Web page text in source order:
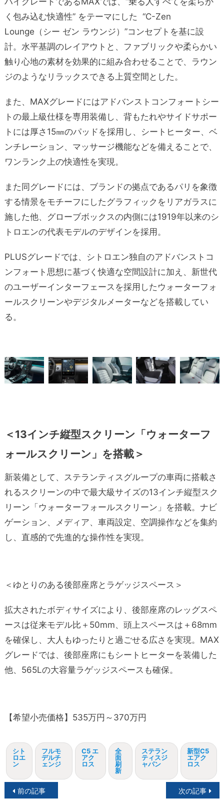
く包み込む快適性” をテーマにした “C-Zen
Lounge（シー ゼン ラウンジ）”コンセプトを基に設
計。水平基調のレイアウトと、ファブリックや柔らかい
触り心地の素材を効果的に組み合わせることで、ラウン
ジのようなリラックスできる上質空間とした。
また、MAXグレードにはアドバンストコンフォートシー
トの最上級仕様を専用装備し、背もたれやサイドサポー
トには厚さ15㎜のパッドを採用し、シートヒーター、ベ
ンチレーション、マッサージ機能などを備えることで、
ワンランク上の快適性を実現。
また同グレードには、ブランドの拠点であるパリを象徴
する情景をモチーフにしたグラフィックをリアガラスに
施した他、グローブボックスの内側には1919年以来のシ
トロエンの代表モデルのデザインを採用。
PLUSグレードでは、シトロエン独自のアドバンストコ
ンフォート思想に基づく快適な空間設計に加え、新世代
のユーザーインターフェースを採用したウォーターフォ
ールスクリーンやデジタルメーターなどを搭載してい
る。
＜13インチ縦型スクリーン「ウォーターフ
ォールスクリーン」を搭載＞
新装備として、ステランティスグループの車両に搭載さ
れるスクリーンの中で最大級サイズの13インチ縦型スク
リーン「ウォーターフォールスクリーン」を搭載。ナビ
ゲーション、メディア、車両設定、空調操作などを集約
し、直感的で先進的な操作性を実現。
＜ゆとりのある後部座席とラゲッジスペース＞
拡大されたボディサイズにより、後部座席のレッグスペ
ースは従来モデル比＋50mm、頭上スペースは＋68mm
を確保し、大人もゆったりと過ごせる広さを実現。MAX
グレードでは、後部座席にもシートヒーターを装備した
他、565Lの大容量ラゲッジスペースも確保。
【希望小売価格】535万円～370万円
シト
ロエ
ン
フルモ
デルチ
ェンジ
C5 エ
アク
ロス
全
面
刷
新
ステラン
ティスジ
ャパン
新型C5
エアク
ロス
投前の記事 次の記事